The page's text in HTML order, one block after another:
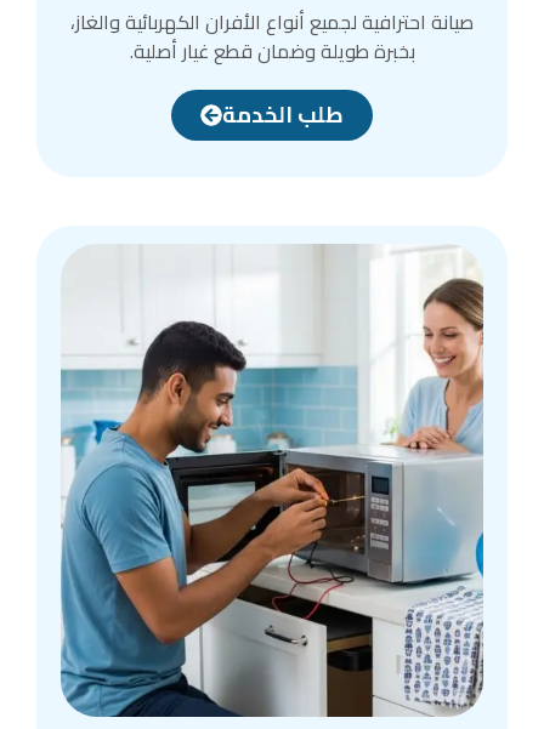
صيانة احترافية لجميع أنواع الأفران الكهربائية والغاز،
بخبرة طويلة وضمان قطع غيار أصلية.
طلب الخدمة